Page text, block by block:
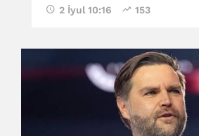
2 İyul 10:16 153